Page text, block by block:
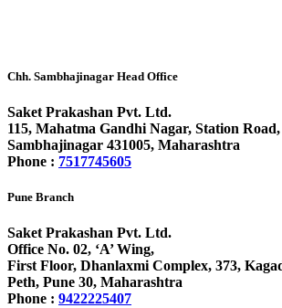
Chh. Sambhajinagar Head Office
Saket Prakashan Pvt. Ltd.
115, Mahatma Gandhi Nagar, Station
Sambhajinagar 431005, Maharashtra
Phone : 7517745605
Pune Branch
Saket Prakashan Pvt. Ltd.
Office No. 02, ‘A’ Wing,
First Floor, Dhanlaxmi Complex, 373,
Peth, Pune 30, Maharashtra
Phone : 9422225407